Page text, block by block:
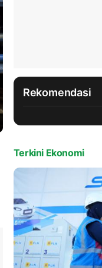
Rekomendasi
Terkini Ekonomi